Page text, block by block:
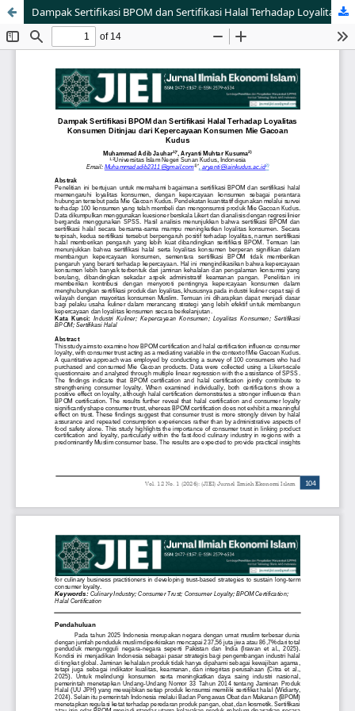
Dampak Sertifikasi BPOM dan Sertifikasi Halal Terhadap Loyalitas Konsumen Ditinjau dari Kepercayaan Konsumen Mie Gacoan Kudus